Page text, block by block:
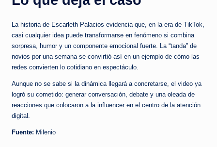
La historia de Escarleth Palacios evidencia que, en la era de TikTok,
casi cualquier idea puede transformarse en fenómeno si combina
sorpresa, humor y un componente emocional fuerte. La “tanda” de
novios por una semana se convirtió así en un ejemplo de cómo las
redes convierten lo cotidiano en espectáculo.
Aunque no se sabe si la dinámica llegará a concretarse, el video ya
logró su cometido: generar conversación, debate y una oleada de
reacciones que colocaron a la influencer en el centro de la atención
digital.
Fuente: Milenio